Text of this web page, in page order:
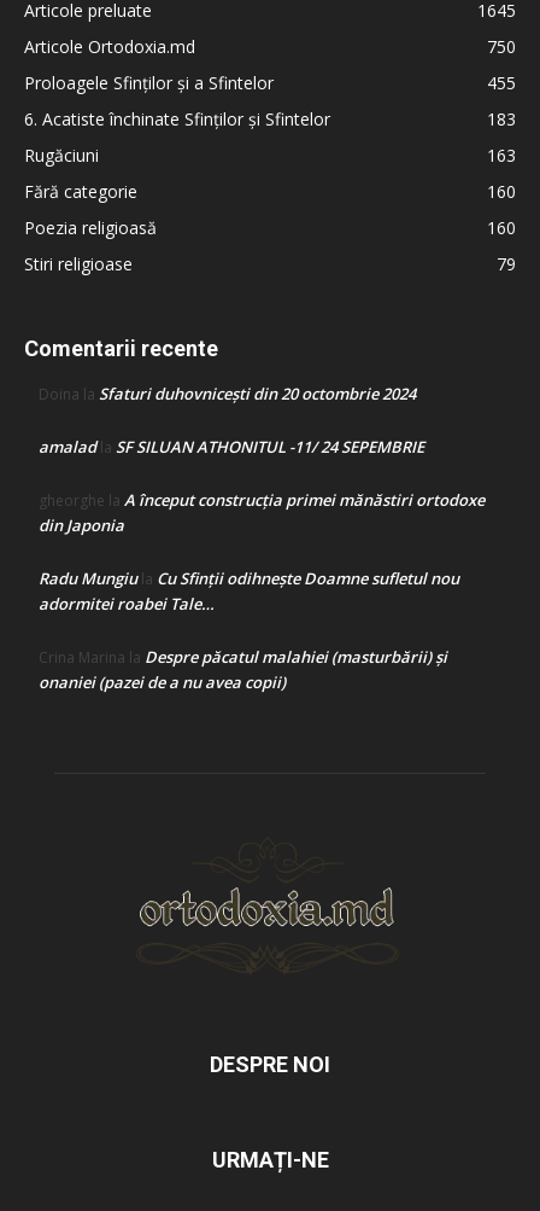
Articole preluate
1645
Articole Ortodoxia.md
750
Proloagele Sfinților și a Sfintelor
455
6. Acatiste închinate Sfinților și Sfintelor
183
Rugăciuni
163
Fără categorie
160
Poezia religioasă
160
Stiri religioase
79
Comentarii recente
Doina la Sfaturi duhovnicești din 20 octombrie 2024
amaladla SF SILUAN ATHONITUL -11/ 24 SEPEMBRIE
gheorghe la A început construcţia primei mănăstiri ortodoxe
din Japonia
Radu Mungiula Cu Sfinții odihnește Doamne sufletul nou
adormitei roabei Tale…
Crina Marina la Despre păcatul malahiei (masturbării) şi
onaniei (pazei de a nu avea copii)
DESPRE NOI
URMAȚI-NE